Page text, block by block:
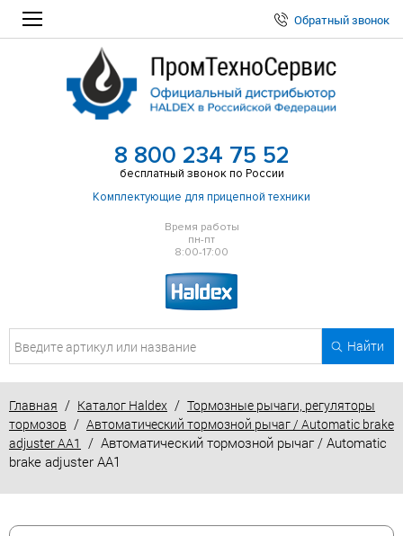
Обратный звонок
8 800 234 75 52
бесплатный звонок по России
Комплектующие для прицепной техники
Время работы
пн-пт
8:00-17:00
Найти
Главная / Каталог Haldex / Тормозные рычаги, регуляторы
тормозов / Автоматический тормозной рычаг / Automatic brake
adjuster AA1 / Автоматический тормозной рычаг / Automatic
brake adjuster AA1